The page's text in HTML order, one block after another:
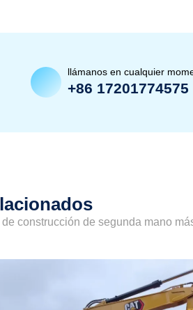
llámanos en cualquier
+86 17201774575
construcción de segunda mano